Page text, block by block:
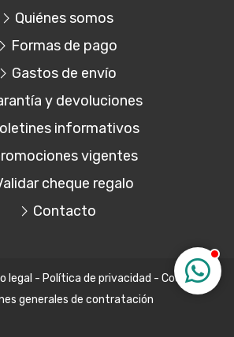
Quiénes somos
Formas de pago
Gastos de envío
y devoluciones
informativos
vigentes
cheque regalo
Contacto
legal - Política de privacidad - Cookies-
generales de contratación